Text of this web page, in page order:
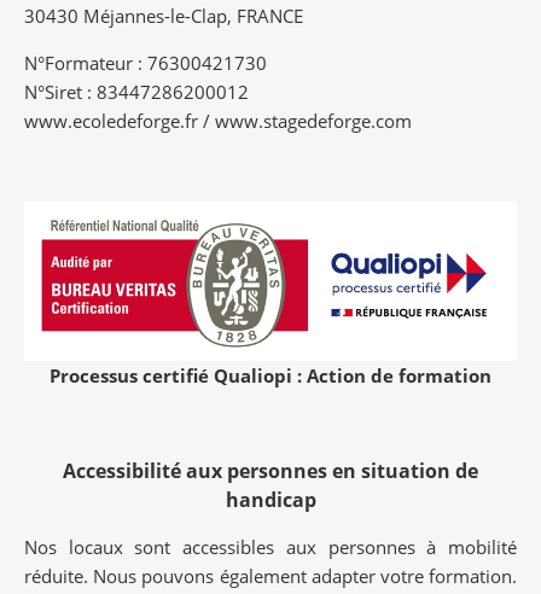
30430 Méjannes-le-Clap, FRANCE
N°Formateur : 76300421730
N°Siret : 83447286200012
www.ecoledeforge.fr / www.stagedeforge.com
Processus certifié Qualiopi : Action de formation
Accessibilité aux personnes en situation de
handicap
Nos locaux sont accessibles aux personnes à mobilité
réduite. Nous pouvons également adapter votre formation.